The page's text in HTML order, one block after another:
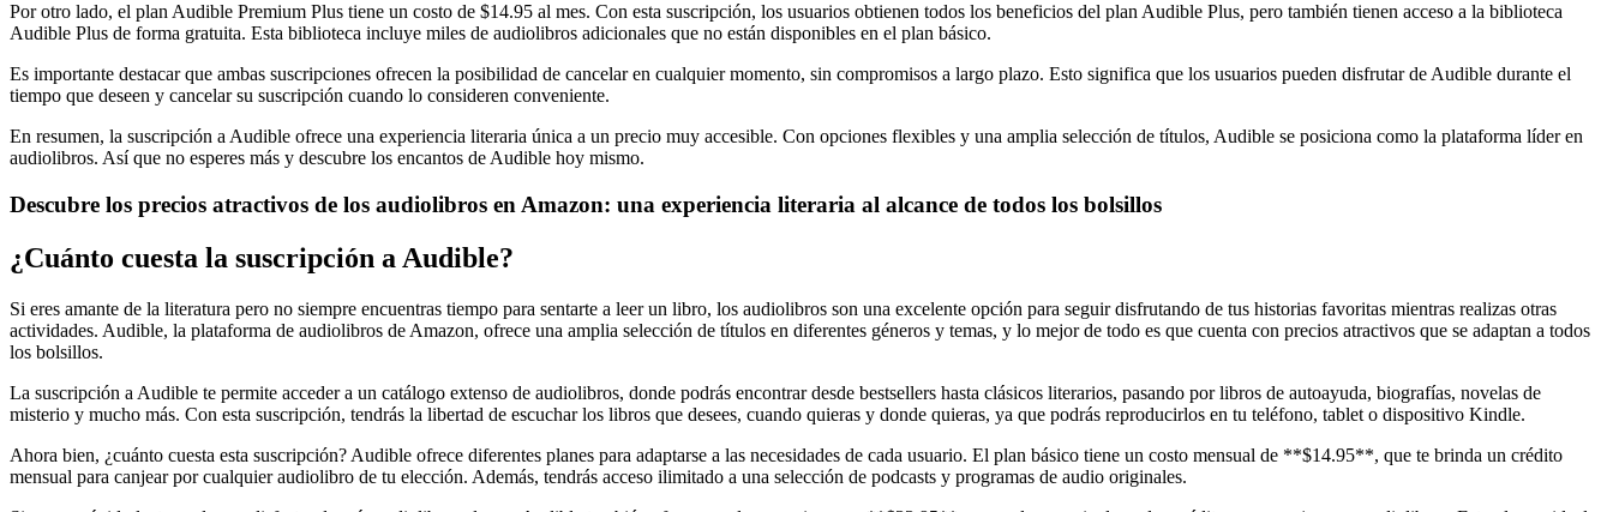
Por otro lado, el plan Audible Premium Plus tiene un costo de $14.95 al mes. Con esta suscripción, los usuarios obtienen todos los beneficios del plan Audible Plus, pero también tienen acceso a la biblioteca
Audible Plus de forma gratuita. Esta biblioteca incluye miles de audiolibros adicionales que no están disponibles en el plan básico.
Es importante destacar que ambas suscripciones ofrecen la posibilidad de cancelar en cualquier momento, sin compromisos a largo plazo. Esto significa que los usuarios pueden disfrutar de Audible durante el
tiempo que deseen y cancelar su suscripción cuando lo consideren conveniente.
En resumen, la suscripción a Audible ofrece una experiencia literaria única a un precio muy accesible. Con opciones flexibles y una amplia selección de títulos, Audible se posiciona como la plataforma líder en
audiolibros. Así que no esperes más y descubre los encantos de Audible hoy mismo.
Descubre los precios atractivos de los audiolibros en Amazon: una experiencia literaria al alcance de todos los bolsillos
¿Cuánto cuesta la suscripción a Audible?
Si eres amante de la literatura pero no siempre encuentras tiempo para sentarte a leer un libro, los audiolibros son una excelente opción para seguir disfrutando de tus historias favoritas mientras realizas otras
actividades. Audible, la plataforma de audiolibros de Amazon, ofrece una amplia selección de títulos en diferentes géneros y temas, y lo mejor de todo es que cuenta con precios atractivos que se adaptan a todos
los bolsillos.
La suscripción a Audible te permite acceder a un catálogo extenso de audiolibros, donde podrás encontrar desde bestsellers hasta clásicos literarios, pasando por libros de autoayuda, biografías, novelas de
misterio y mucho más. Con esta suscripción, tendrás la libertad de escuchar los libros que desees, cuando quieras y donde quieras, ya que podrás reproducirlos en tu teléfono, tablet o dispositivo Kindle.
Ahora bien, ¿cuánto cuesta esta suscripción? Audible ofrece diferentes planes para adaptarse a las necesidades de cada usuario. El plan básico tiene un costo mensual de **$14.95**, que te brinda un crédito
mensual para canjear por cualquier audiolibro de tu elección. Además, tendrás acceso ilimitado a una selección de podcasts y programas de audio originales.